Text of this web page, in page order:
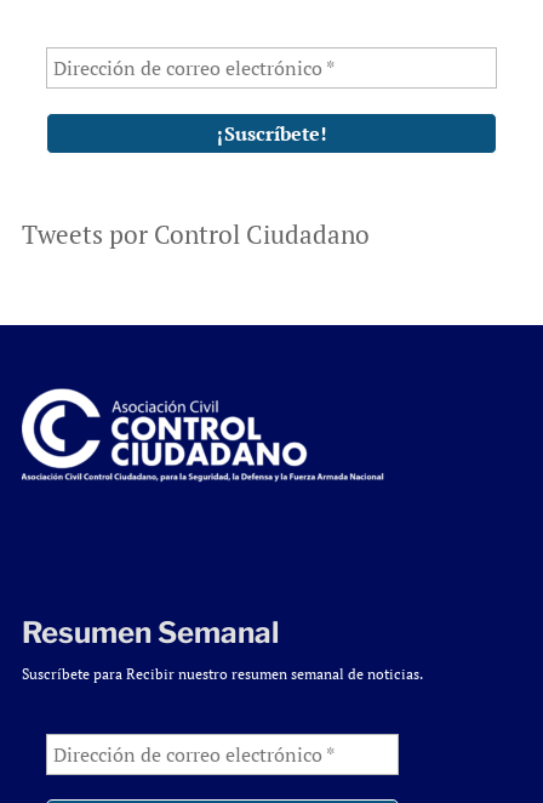
Tweets por Control Ciudadano
Resumen Semanal
Suscríbete para Recibir nuestro resumen semanal de noticias.